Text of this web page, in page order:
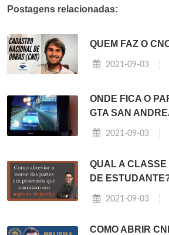
Postagens relacionadas:
QUEM FAZ O
2021-09-03
ONDE FICA O
GTA SAN
2021-09-03
QUAL A
DE
2021-09-03
COMO ABRIR